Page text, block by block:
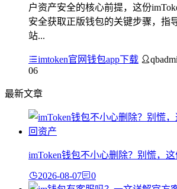
户资产安全的核心前提，这份
安全获取正版钱包的关键步骤，指
站...
imtoken官网钱包app下载
06
最新文章
imToken钱包不小心删除？别慌，
2026-08-07 0